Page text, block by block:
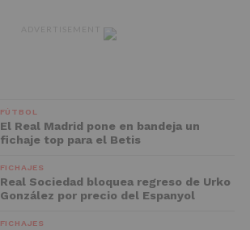
FÚTBOL
El Real Madrid pone en bandeja un
fichaje top para el Betis
FICHAJES
Real Sociedad bloquea regreso de Urko
González por precio del Espanyol
FICHAJES